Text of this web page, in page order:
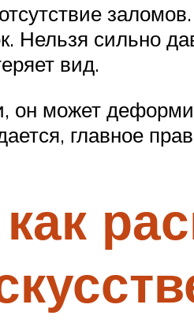
Нельзя сильно
вид.
он может
главное